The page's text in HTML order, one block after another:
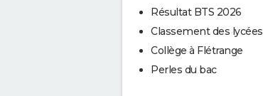
Résultat BTS 2026
Classement des lycées
Collège à Flétrange
Perles du bac